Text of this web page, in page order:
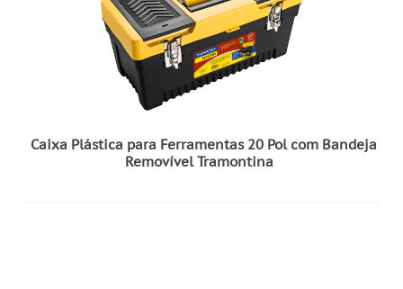
Caixa Plástica para Ferramentas 20 Pol com Bandeja
Removível Tramontina